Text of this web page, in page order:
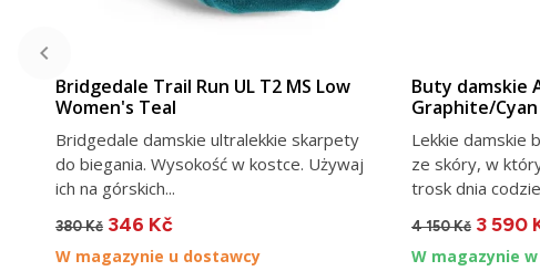
Bridgedale Trail Run UL T2 MS Low
Women's Teal
Bridgedale damskie ultralekkie skarpety
do biegania. Wysokość w kostce. Używaj
ich na górskich...
380 Kč 346 Kč
W magazynie u dostawcy
Buty damskie
Graphite/
Lekkie damskie
ze skóry, w
trosk dnia
4 150 Kč 3 590
W magazynie